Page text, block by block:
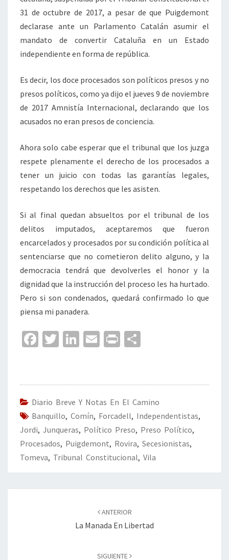
31 de octubre de 2017, a pesar de que Puigdemont
declarase ante un Parlamento Catalán asumir el
mandato de convertir Cataluña en un Estado
independiente en forma de república.
Es decir, los doce procesados son políticos presos y no
presos políticos, como ya dijo el jueves 9 de noviembre
de 2017 Amnistía Internacional, declarando que los
acusados no eran presos de conciencia.
Ahora solo cabe esperar que el tribunal que los juzga
respete plenamente el derecho de los procesados a
tener un juicio con todas las garantías legales,
respetando los derechos que les asisten.
Si al final quedan absueltos por el tribunal de los
delitos imputados, aceptaremos que fueron
encarcelados y procesados por su condición política al
sentenciarse que no cometieron delito alguno, y la
democracia tendrá que devolverles el honor y la
dignidad que la instrucción del proceso les ha hurtado.
Pero si son condenados, quedará confirmado lo que
piensa mi panadera.
Fa
o
o
k
T
er
Li
dI
n
E
l
Pr
p
ar
tir
Diario Breve Y Notas En El Camino
Banquillo, Comín, Forcadell, Independentistas,
Jordi, Junqueras, Político Preso, Preso Político,
Procesados, Puigdemont, Rovira, Secesionistas,
Tomeva, Tribunal Constitucional, Vila
ANTERIOR
La Manada En Libertad
SIGUIENTE